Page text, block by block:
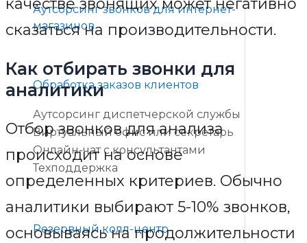
Аутсорсинг звонков для интернет-
магазинов
Обработка заказов клиентов
Аутсорсинг диспетчерской службы
Виртуальный офис или секретарь
Онлайн-чат с консультантами
Техподдержка
Резервный колл-центр
качестве звонящих может негативно
сказаться на производительности.
Как отбирать звонки для
аналитики
Отбор звонков для анализа
происходит на основе
определенных критериев. Обычно
аналитики выбирают 5-10% звонков,
основываясь на продолжительности